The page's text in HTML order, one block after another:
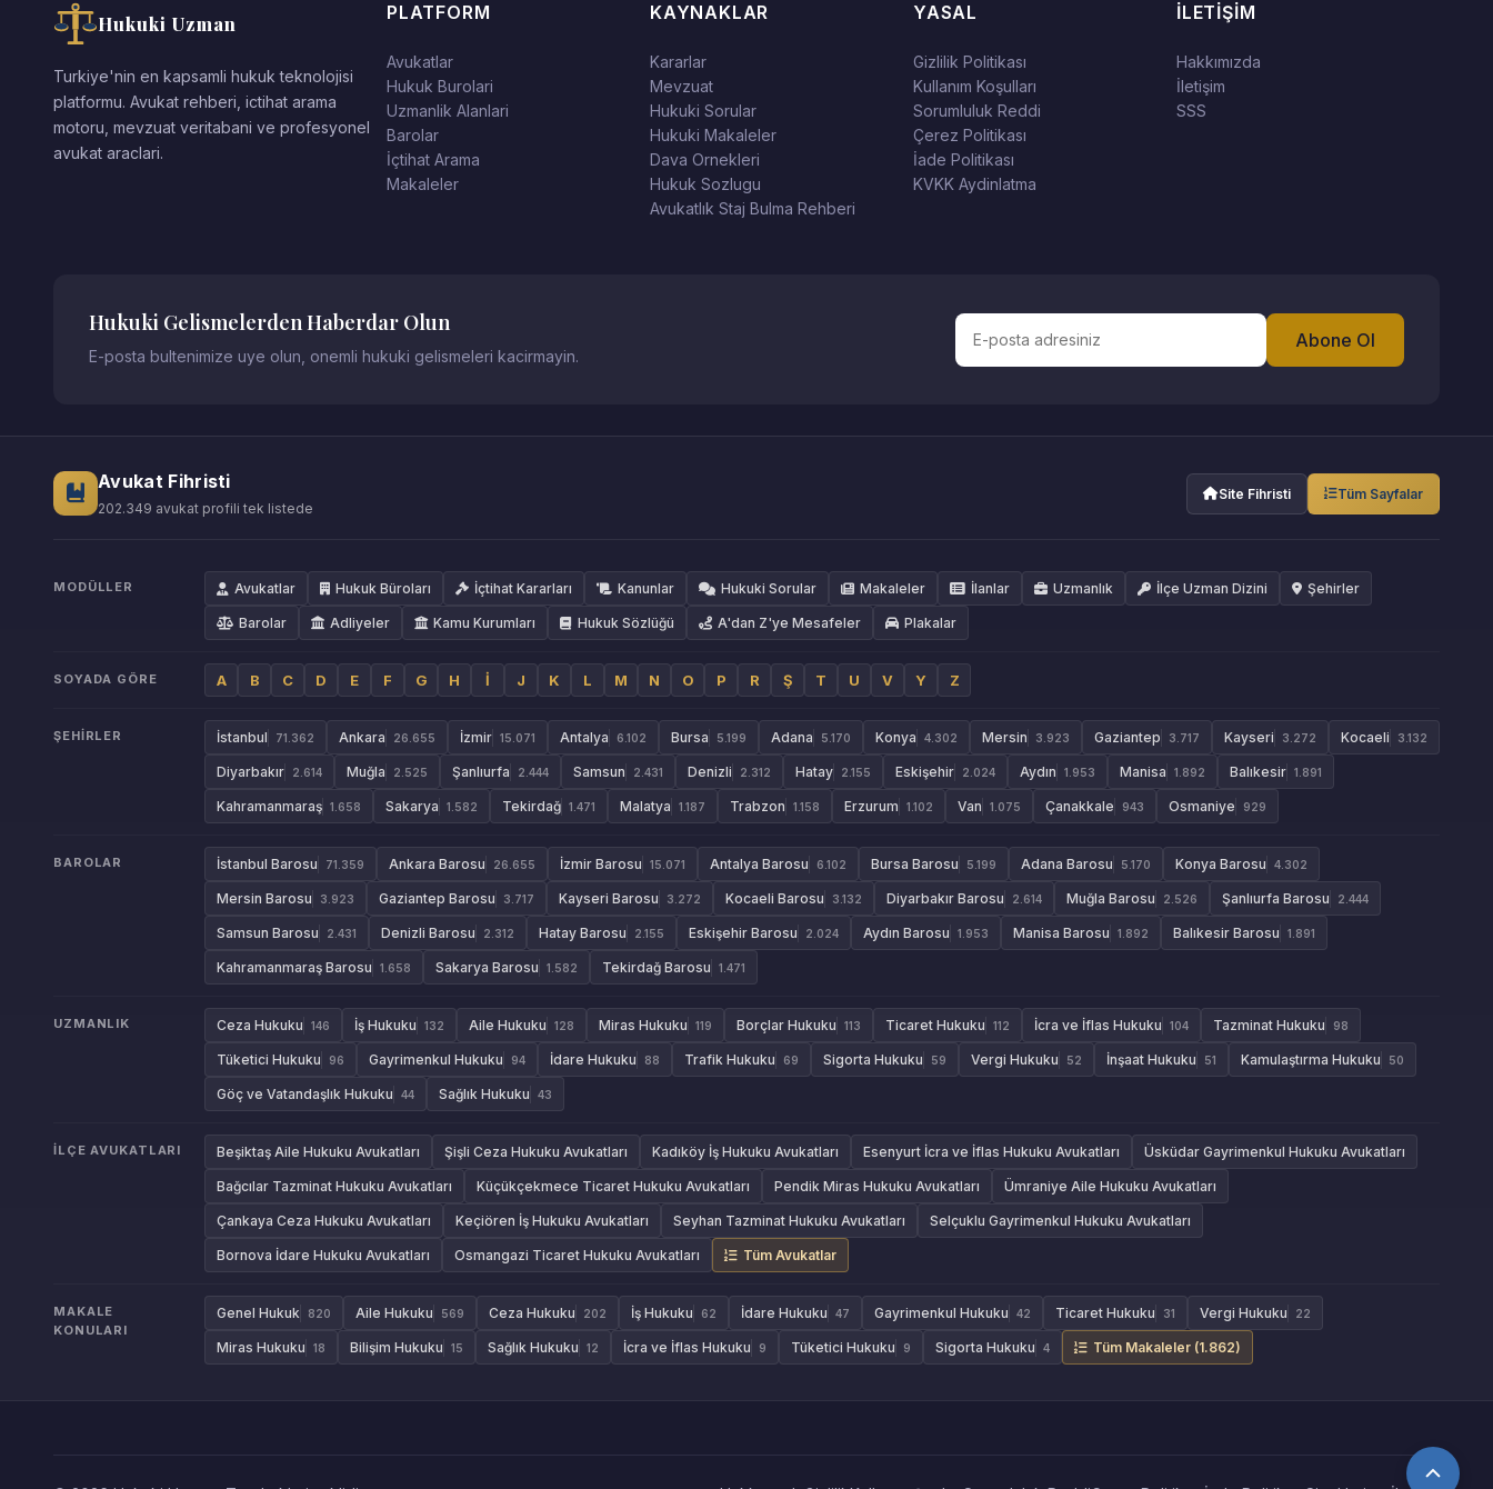
Hukuki Uzman
Turkiye'nin en kapsamli hukuk teknolojisi
platformu. Avukat rehberi, ictihat arama
motoru, mevzuat veritabani ve profesyonel
avukat araclari.
PLATFORM
Avukatlar
Hukuk Burolari
Uzmanlik Alanlari
Barolar
İçtihat Arama
Makaleler
KAYNAKLAR
Kararlar
Mevzuat
Hukuki Sorular
Hukuki Makaleler
Dava Ornekleri
Hukuk Sozlugu
Avukatlık Staj Bulma Rehberi
YASAL
Gizlilik Politikası
Kullanım Koşulları
Sorumluluk Reddi
Çerez Politikası
İade Politikası
KVKK Aydinlatma
İLETIŞIM
Hakkımızda
İletişim
SSS
Hukuki Gelismelerden Haberdar Olun
E-posta bultenimize uye olun, onemli hukuki gelismeleri kacirmayin.
Abone Ol
Avukat Fihristi
202.349 avukat profili tek listede
Site Fihristi Tüm Sayfalar
MODÜLLER Avukatlar Hukuk Büroları İçtihat Kararları Kanunlar Hukuki Sorular Makaleler İlanlar Uzmanlık İlçe Uzman Dizini Şehirler
Barolar Adliyeler Kamu Kurumları Hukuk Sözlüğü A'dan Z'ye Mesafeler Plakalar
SOYADA GÖRE A B C D E F G H İ J K L M N O P R Ş T U V Y Z
ŞEHIRLER İstanbul 71.362 Ankara 26.655 İzmir 15.071 Antalya 6.102 Bursa 5.199 Adana 5.170 Konya 4.302 Mersin 3.923 Gaziantep 3.717 Kayseri 3.272 Kocaeli 3.132
Diyarbakır 2.614 Muğla 2.525 Şanlıurfa 2.444 Samsun 2.431 Denizli 2.312 Hatay 2.155 Eskişehir 2.024 Aydın 1.953 Manisa 1.892 Balıkesir 1.891
Kahramanmaraş 1.658 Sakarya 1.582 Tekirdağ 1.471 Malatya 1.187 Trabzon 1.158 Erzurum 1.102 Van 1.075 Çanakkale 943 Osmaniye 929
BAROLAR İstanbul Barosu 71.359 Ankara Barosu 26.655 İzmir Barosu 15.071 Antalya Barosu 6.102 Bursa Barosu 5.199 Adana Barosu 5.170 Konya Barosu 4.302
Mersin Barosu 3.923 Gaziantep Barosu 3.717 Kayseri Barosu 3.272 Kocaeli Barosu 3.132 Diyarbakır Barosu 2.614 Muğla Barosu 2.526 Şanlıurfa Barosu 2.444
Samsun Barosu 2.431 Denizli Barosu 2.312 Hatay Barosu 2.155 Eskişehir Barosu 2.024 Aydın Barosu 1.953 Manisa Barosu 1.892 Balıkesir Barosu 1.891
Kahramanmaraş Barosu 1.658 Sakarya Barosu 1.582 Tekirdağ Barosu 1.471
UZMANLIK Ceza Hukuku 146 İş Hukuku 132 Aile Hukuku 128 Miras Hukuku 119 Borçlar Hukuku 113 Ticaret Hukuku 112 İcra ve İflas Hukuku 104 Tazminat Hukuku 98
Tüketici Hukuku 96 Gayrimenkul Hukuku 94 İdare Hukuku 88 Trafik Hukuku 69 Sigorta Hukuku 59 Vergi Hukuku 52 İnşaat Hukuku 51 Kamulaştırma Hukuku 50
Göç ve Vatandaşlık Hukuku 44 Sağlık Hukuku 43
İLÇE AVUKATLARI Beşiktaş Aile Hukuku Avukatları Şişli Ceza Hukuku Avukatları Kadıköy İş Hukuku Avukatları Esenyurt İcra ve İflas Hukuku Avukatları Üsküdar Gayrimenkul Hukuku Avukatları
Bağcılar Tazminat Hukuku Avukatları Küçükçekmece Ticaret Hukuku Avukatları Pendik Miras Hukuku Avukatları Ümraniye Aile Hukuku Avukatları
Çankaya Ceza Hukuku Avukatları Keçiören İş Hukuku Avukatları Seyhan Tazminat Hukuku Avukatları Selçuklu Gayrimenkul Hukuku Avukatları
Bornova İdare Hukuku Avukatları Osmangazi Ticaret Hukuku Avukatları Tüm Avukatlar
MAKALE
KONULARI
Genel Hukuk 820 Aile Hukuku 569 Ceza Hukuku 202 İş Hukuku 62 İdare Hukuku 47 Gayrimenkul Hukuku 42 Ticaret Hukuku 31 Vergi Hukuku 22
Miras Hukuku 18 Bilişim Hukuku 15 Sağlık Hukuku 12 İcra ve İflas Hukuku 9 Tüketici Hukuku 9 Sigorta Hukuku 4 Tüm Makaleler (1.862)